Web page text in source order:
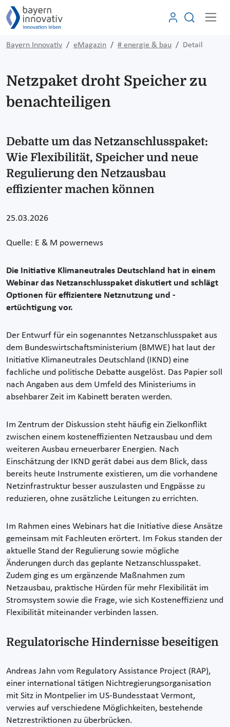
Bayern Innovativ eMagazin # energie & bau Detail
Netzpaket droht Speicher zu
benachteiligen
Debatte um das Netzanschlusspaket:
Wie Flexibilität, Speicher und neue
Regulierung den Netzausbau
effizienter machen können
25.03.2026
Quelle: E & M powernews
Die Initiative Klimaneutrales Deutschland hat in einem
Webinar das Netzanschlusspaket diskutiert und schlägt
Optionen für effizientere Netznutzung und -
ertüchtigung vor.
Der Entwurf für ein sogenanntes Netzanschlusspaket aus
dem Bundeswirtschaftsministerium (BMWE) hat laut der
Initiative Klimaneutrales Deutschland (IKND) eine
fachliche und politische Debatte ausgelöst. Das Papier soll
nach Angaben aus dem Umfeld des Ministeriums in
absehbarer Zeit im Kabinett beraten werden.
Im Zentrum der Diskussion steht häufig ein Zielkonflikt
zwischen einem kosteneffizienten Netzausbau und dem
weiteren Ausbau erneuerbarer Energien. Nach
Einschätzung der IKND gerät dabei aus dem Blick, dass
bereits heute Instrumente existieren, um die vorhandene
Netzinfrastruktur besser auszulasten und Engpässe zu
reduzieren, ohne zusätzliche Leitungen zu errichten.
Im Rahmen eines Webinars hat die Initiative diese Ansätze
gemeinsam mit Fachleuten erörtert. Im Fokus standen der
aktuelle Stand der Regulierung sowie mögliche
Änderungen durch das geplante Netzanschlusspaket.
Zudem ging es um ergänzende Maßnahmen zum
Netzausbau, praktische Hürden für mehr Flexibilität im
Stromsystem sowie die Frage, wie sich Kosteneffizienz und
Flexibilität miteinander verbinden lassen.
Regulatorische Hindernisse beseitigen
Andreas Jahn vom Regulatory Assistance Project (RAP),
einer international tätigen Nichtregierungsorganisation
mit Sitz in Montpelier im US-Bundesstaat Vermont,
verwies auf verschiedene Möglichkeiten, bestehende
Netzrestriktionen zu überbrücken.